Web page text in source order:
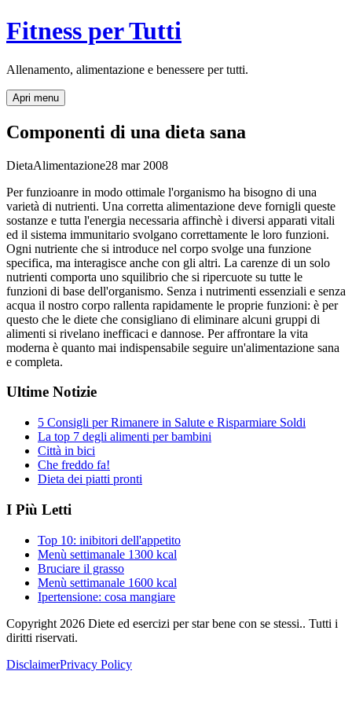
Fitness per Tutti
Allenamento, alimentazione e benessere per tutti.
Apri menu
Componenti di una dieta sana
DietaAlimentazione28 mar 2008
Per funzioanre in modo ottimale l'organismo ha bisogno di una
varietà di nutrienti. Una corretta alimentazione deve fornigli queste
sostanze e tutta l'energia necessaria affinchè i diversi apparati vitali
ed il sistema immunitario svolgano correttamente le loro funzioni.
Ogni nutriente che si introduce nel corpo svolge una funzione
specifica, ma interagisce anche con gli altri. La carenze di un solo
nutrienti comporta uno squilibrio che si ripercuote su tutte le
funzioni di base dell'organismo. Senza i nutrimenti essenziali e senza
acqua il nostro corpo rallenta rapidamente le proprie funzioni: è per
questo che le diete che consigliano di eliminare alcuni gruppi di
alimenti si rivelano inefficaci e dannose. Per affrontare la vita
moderna è quanto mai indispensabile seguire un'alimentazione sana
e completa.
Ultime Notizie
5 Consigli per Rimanere in Salute e Risparmiare Soldi
La top 7 degli alimenti per bambini
Città in bici
Che freddo fa!
Dieta dei piatti pronti
I Più Letti
Top 10: inibitori dell'appetito
Menù settimanale 1300 kcal
Bruciare il grasso
Menù settimanale 1600 kcal
Ipertensione: cosa mangiare
Copyright 2026 Diete ed esercizi per star bene con se stessi.. Tutti i
diritti riservati.
DisclaimerPrivacy Policy